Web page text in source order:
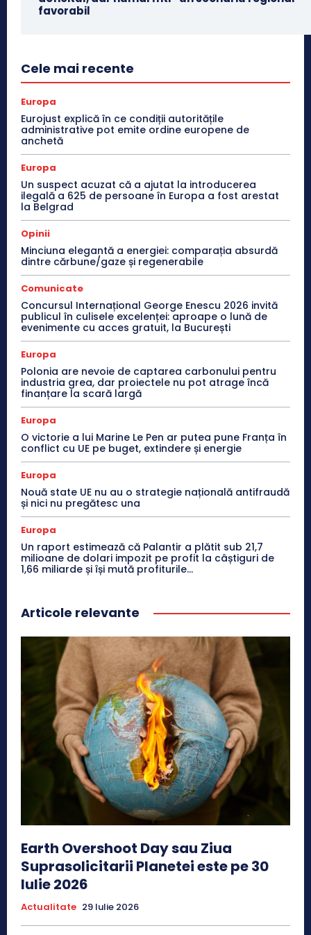
favorabil
Cele mai recente
Europa
Eurojust explică în ce condiții autoritățile
administrative pot emite ordine europene de
anchetă
Europa
Un suspect acuzat că a ajutat la introducerea
ilegală a 625 de persoane în Europa a fost arestat
la Belgrad
Opinii
Minciuna elegantă a energiei: comparația absurdă
dintre cărbune/gaze și regenerabile
Comunicate
Concursul Internațional George Enescu 2026 invită
publicul în culisele excelenței: aproape o lună de
evenimente cu acces gratuit, la București
Europa
Polonia are nevoie de captarea carbonului pentru
industria grea, dar proiectele nu pot atrage încă
finanțare la scară largă
Europa
O victorie a lui Marine Le Pen ar putea pune Franța în
conflict cu UE pe buget, extindere și energie
Europa
Nouă state UE nu au o strategie națională antifraudă
și nici nu pregătesc una
Europa
Un raport estimează că Palantir a plătit sub 21,7
milioane de dolari impozit pe profit la câștiguri de
1,66 miliarde și își mută profiturile...
Articole relevante
Earth Overshoot Day sau Ziua
Suprasolicitarii Planetei este pe 30
Iulie 2026
Actualitate 29 Iulie 2026